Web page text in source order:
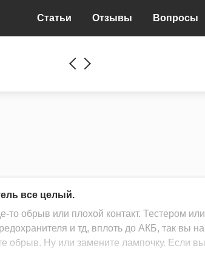
Статьи Отзывы Вопросы
все целый.
то обрыв или плохой контакт. Тестером или
и тд, вплоть до АКБ, так вы
обрыв. Ну или замените лампочку. Если